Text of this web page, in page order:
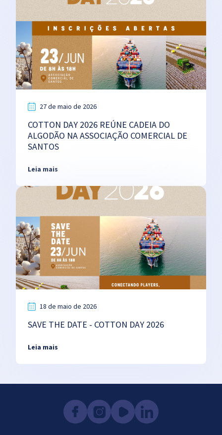
27 de maio de 2026
COTTON DAY 2026 REÚNE CADEIA DO
ALGODÃO NA ASSOCIAÇÃO COMERCIAL DE
SANTOS
Leia mais
18 de maio de 2026
SAVE THE DATE - COTTON DAY 2026
Leia mais